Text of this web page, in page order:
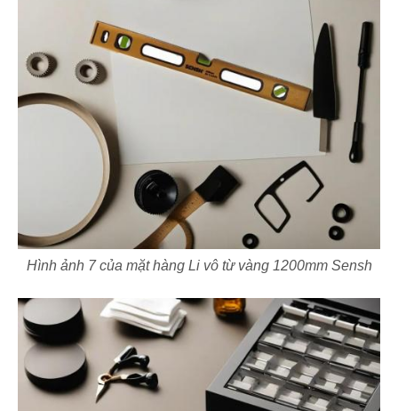
Hình ảnh 7 của mặt hàng Li vô từ vàng 1200mm Sensh